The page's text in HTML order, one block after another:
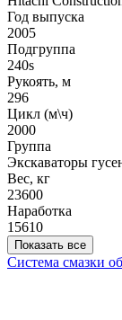
Год выпуска
2005
Подгруппа
240s
Рукоять, м
296
Цикл (м\ч)
2000
Группа
Экскаваторы
Вес, кг
23600
Наработка
15610
Показать все
Система смазки